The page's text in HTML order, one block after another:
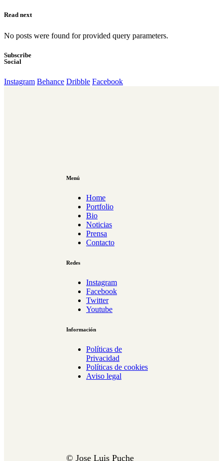
Read next
No posts were found for provided query parameters.
Subscribe
Social
Instagram Behance Dribble Facebook
Menú
Home
Portfolio
Bio
Noticias
Prensa
Contacto
Redes
Instagram
Facebook
Twitter
Youtube
Información
Políticas de
Privacidad
Políticas de cookies
Aviso legal
© Jose Luis Puche